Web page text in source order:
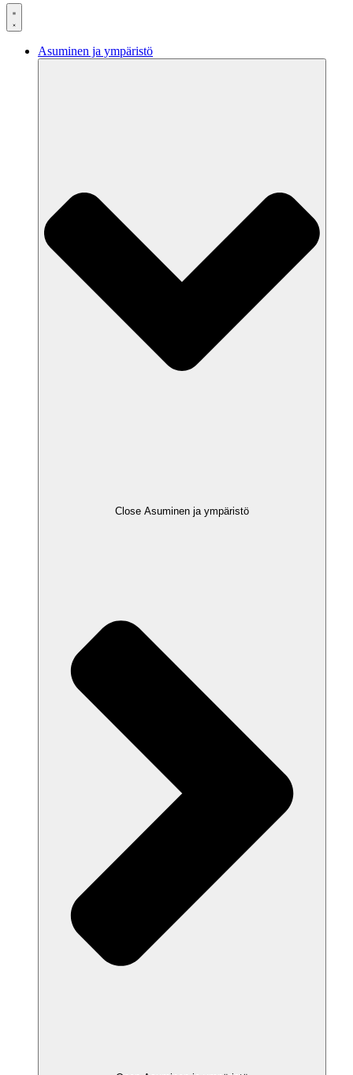
Asuminen ja ympäristö
Close Asuminen ja ympäristö